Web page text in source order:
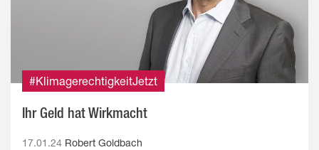
#KlimagerechtigkeitJetzt
Ihr Geld hat Wirkmacht
17.01.24 Robert Goldbach